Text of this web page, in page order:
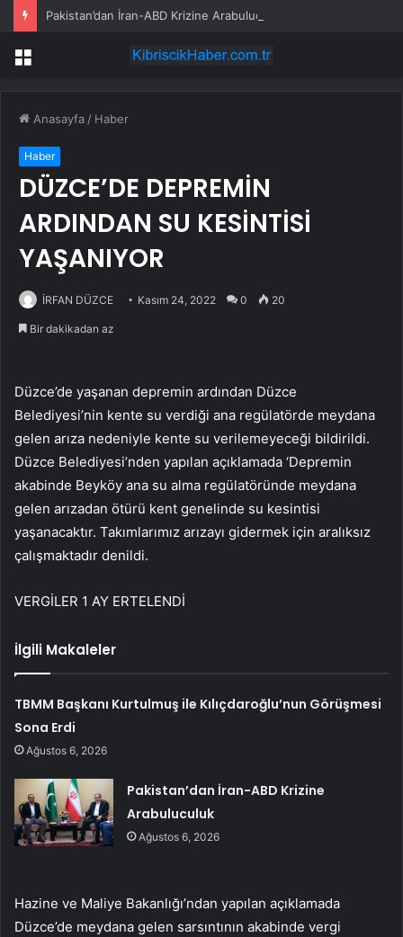
Pakistan’dan İran-ABD Krizine Arabuluculuk
Menü
Anasayfa / Haber
Haber
DÜZCE’DE DEPREMİN
ARDINDAN SU KESİNTİSİ
YAŞANIYOR
İRFAN DÜZCE Kasım 24, 2022 0 20
Bir dakikadan az
Düzce’de yaşanan depremin ardından Düzce
Belediyesi’nin kente su verdiği ana regülatörde meydana
gelen arıza nedeniyle kente su verilemeyeceği bildirildi.
Düzce Belediyesi’nden yapılan açıklamada ‘Depremin
akabinde Beyköy ana su alma regülatöründe meydana
gelen arızadan ötürü kent genelinde su kesintisi
yaşanacaktır. Takımlarımız arızayı gidermek için aralıksız
çalışmaktadır denildi.
VERGİLER 1 AY ERTELENDİ
İlgili Makaleler
TBMM Başkanı Kurtulmuş ile Kılıçdaroğlu’nun Görüşmesi
Sona Erdi
Ağustos 6, 2026
Pakistan’dan İran-ABD Krizine
Arabuluculuk
Ağustos 6, 2026
Hazine ve Maliye Bakanlığı’ndan yapılan açıklamada
Düzce’de meydana gelen sarsıntının akabinde vergi